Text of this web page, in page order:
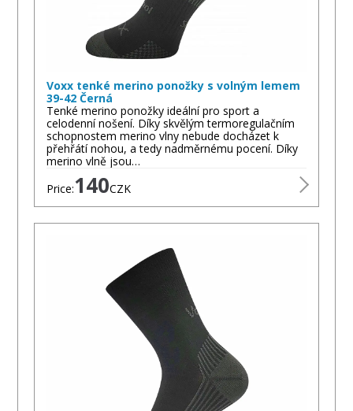
Voxx tenké merino ponožky s volným lemem
39-42 Černá
Tenké merino ponožky ideální pro sport a
celodenní nošení. Díky skvělým termoregulačním
schopnostem merino vlny nebude docházet k
přehřátí nohou, a tedy nadměrnému pocení. Díky
merino vlně jsou…
Price:140CZK